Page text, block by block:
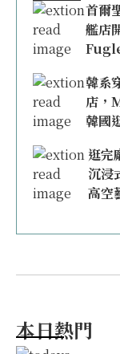
首爾
艦店
韓系
店，
韓國
逛完
沉浸
高空
本日熱門